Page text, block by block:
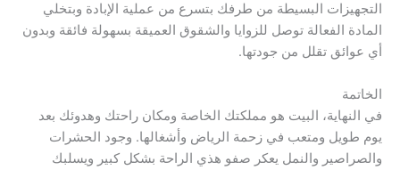
التجهيزات البسيطة من طرفك بتسرع من عملية الإبادة وبتخلي
المادة الفعالة توصل للزوايا والشقوق العميقة بسهولة فائقة وبدون
أي عوائق تقلل من جودتها.
الخاتمة
في النهاية، البيت هو مملكتك الخاصة ومكان راحتك وهدوئك بعد
يوم طويل ومتعب في زحمة الرياض وأشغالها. وجود الحشرات
والصراصير والنمل يعكر صفو هذي الراحة بشكل كبير ويسلبك